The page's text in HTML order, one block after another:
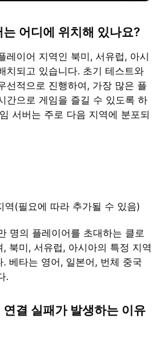
어디에 위치해 있나요?
레이어 지역인 북미, 서유럽, 아시
치되고 있습니다. 초기 테스트와
선적으로 진행하여, 가장 많은 플
간으로 게임을 즐길 수 있도록 하
서버는 주로 다음 지역에 분포되
역(필요에 따라 추가될 수 있음)
명의 플레이어를 초대하는 클로
북미, 서유럽, 아시아의 특정 지역
베타는 영어, 일본어, 번체 중국
.
결 실패가 발생하는 이유